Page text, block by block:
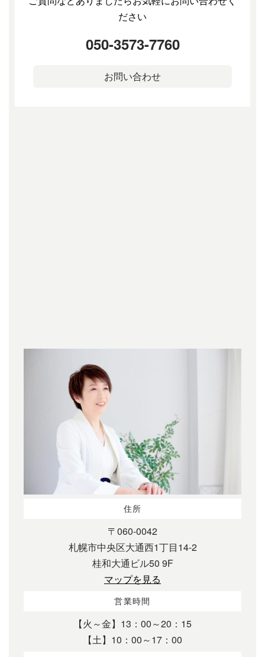
ださい
050-3573-7760
お問い合わせ
住所
〒060-0042
札幌市中央区大通西1丁目14-2
桂和大通ビル50 9F
マップを見る
営業時間
【火～金】13：00～20：15
【土】10：00～17：00